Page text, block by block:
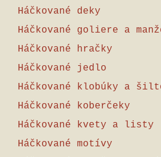
Háčkované deky
Háčkované goliere a
Háčkované hračky
Háčkované jedlo
Háčkované klobúky a
Háčkované koberčeky
Háčkované kvety a listy
Háčkované motívy